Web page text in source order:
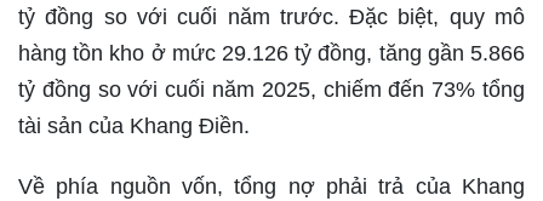
tỷ đồng so với cuối năm trước. Đặc biệt, quy mô
hàng tồn kho ở mức 29.126 tỷ đồng, tăng gần 5.866
tỷ đồng so với cuối năm 2025, chiếm đến 73% tổng
tài sản của Khang Điền.
Về phía nguồn vốn, tổng nợ phải trả của Khang